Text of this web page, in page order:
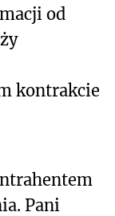
od
kontrakcie
Pani